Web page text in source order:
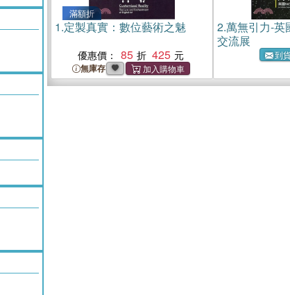
滿額折
1.定製真實：數位藝術之魅
優惠價： 85 425
無庫存
2.萬無引力-英
交流展
到